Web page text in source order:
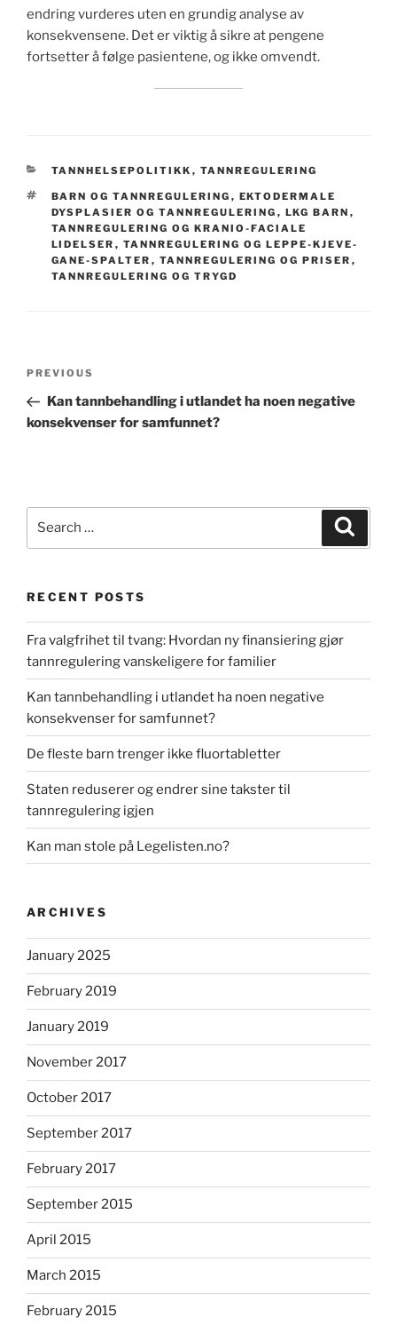
endring vurderes uten en grundig analyse av
konsekvensene. Det er viktig å sikre at pengene
fortsetter å følge pasientene, og ikke omvendt.
CATEGORIES
TANNHELSEPOLITIKK , TANNREGULERING
TAGS
BARN OG TANNREGULERING , EKTODERMALE
DYSPLASIER OG TANNREGULERING , LKG BARN ,
TANNREGULERING OG KRANIO-FACIALE
LIDELSER , TANNREGULERING OG LEPPE-KJEVE-
GANE-SPALTER , TANNREGULERING OG PRISER ,
TANNREGULERING OG TRYGD
Previous
Post
PREVIOUS
Kan tannbehandling i utlandet ha noen negative
konsekvenser for samfunnet?
RECENT POSTS
Fra valgfrihet til tvang: Hvordan ny finansiering gjør
tannregulering vanskeligere for familier
Kan tannbehandling i utlandet ha noen negative
konsekvenser for samfunnet?
De fleste barn trenger ikke fluortabletter
Staten reduserer og endrer sine takster til
tannregulering igjen
Kan man stole på Legelisten.no?
ARCHIVES
January 2025
February 2019
January 2019
November 2017
October 2017
September 2017
February 2017
September 2015
April 2015
March 2015
February 2015